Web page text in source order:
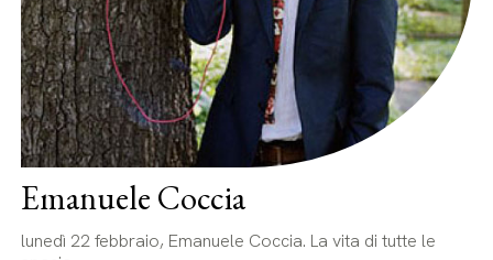
Emanuele Coccia
lunedì 22 febbraio, Emanuele Coccia. La vita di tutte le